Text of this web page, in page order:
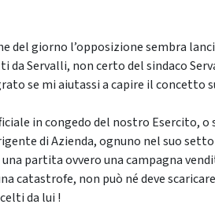
del giorno l’opposizione sembra
da Servalli, non certo del sindaco
se mi aiutassi a capire il concetto
in congedo del nostro Esercito, o
di Azienda, ognuno nel suo
partita ovvero una campagna
catastrofe, non può né deve
da lui !